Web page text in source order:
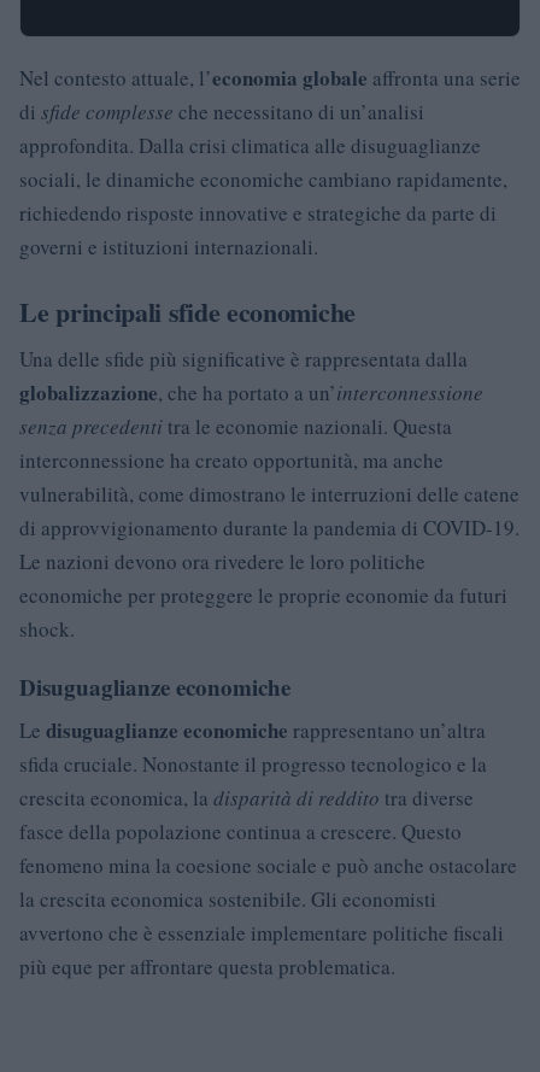
Nel contesto attuale, l’economia globale affronta una serie
di sfide complesse che necessitano di un’analisi
approfondita. Dalla crisi climatica alle disuguaglianze
sociali, le dinamiche economiche cambiano rapidamente,
richiedendo risposte innovative e strategiche da parte di
governi e istituzioni internazionali.
Le principali sfide economiche
Una delle sfide più significative è rappresentata dalla
globalizzazione, che ha portato a un’interconnessione
senza precedenti tra le economie nazionali. Questa
interconnessione ha creato opportunità, ma anche
vulnerabilità, come dimostrano le interruzioni delle catene
di approvvigionamento durante la pandemia di COVID-19.
Le nazioni devono ora rivedere le loro politiche
economiche per proteggere le proprie economie da futuri
shock.
Disuguaglianze economiche
Le disuguaglianze economiche rappresentano un’altra
sfida cruciale. Nonostante il progresso tecnologico e la
crescita economica, la disparità di reddito tra diverse
fasce della popolazione continua a crescere. Questo
fenomeno mina la coesione sociale e può anche ostacolare
la crescita economica sostenibile. Gli economisti
avvertono che è essenziale implementare politiche fiscali
più eque per affrontare questa problematica.